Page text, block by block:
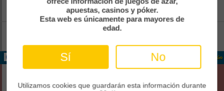
Anzoategui FC
Estudiantes Merida
Internacional CONCACAF Caribbean Cup Grp. B Clasificación
Fin
Cibao
Cavalier Sc
apuestas, casinos y póker.
Esta web es únicamente para mayores de
edad.
Sí No
Utilizamos cookies que guardarán esta información durante